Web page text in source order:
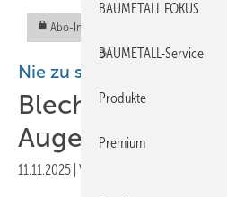
Abo-Inhalt
Nie zu spät für eine
Blechspielzeug
Auge reicht!
11.11.2025 Veröffentlicht in
BAUMETALL FOKUS
BAUMETALL-Service
Produkte
Premium